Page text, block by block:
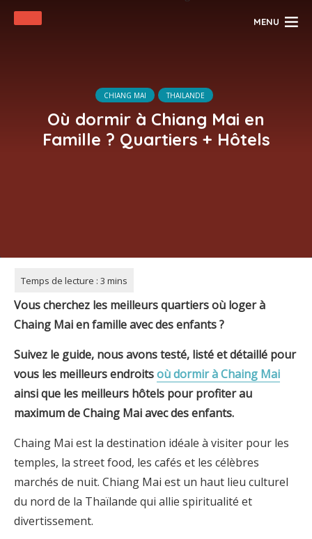
MENU
CHIANG MAI THAILANDE
Où dormir à Chiang Mai en
Famille ? Quartiers + Hôtels
Vous cherchez les meilleurs quartiers où loger à
Chaing Maien famille avec des enfants ?
Suivez le guide, nous avons testé, listé et détaillé pour
vous les meilleurs endroitsoù dormir àChaing Mai
ainsi que les meilleurs hôtels pour profiter au
maximum deChaing Maiavec des enfants.
Chaing Mai est la destination idéale à visiter pour les
temples, la street food, les cafés et les célèbres
marchés de nuit. Chiang Mai est un haut lieu culturel
du nord de la Thaïlande qui allie spiritualité et
divertissement.